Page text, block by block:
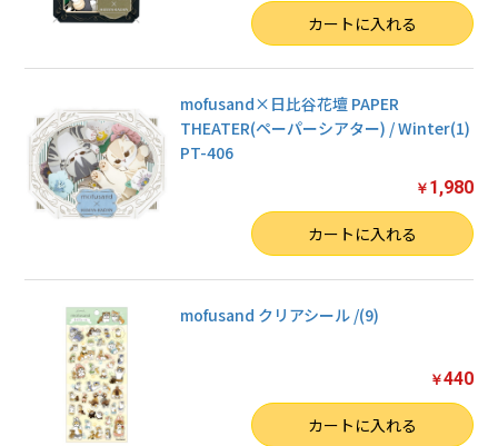
カートに入れる
mofusand×日比谷花壇 PAPER
THEATER(ペーパーシアター) / Winter(1)
PT-406
￥ 1,980
カートに入れる
mofusand クリアシール /(9)
￥440
カートに入れる